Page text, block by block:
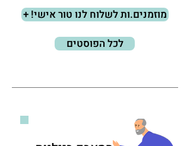
+ !מוזמנים.ות לשלוח לנו טור אישי
לכל הפוסטים